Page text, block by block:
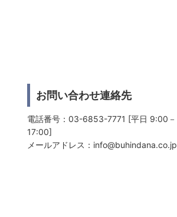
お問い合わせ連絡先
電話番号：03-6853-7771 [平日 9:00－
17:00]
メールアドレス： info@buhindana.co.jp